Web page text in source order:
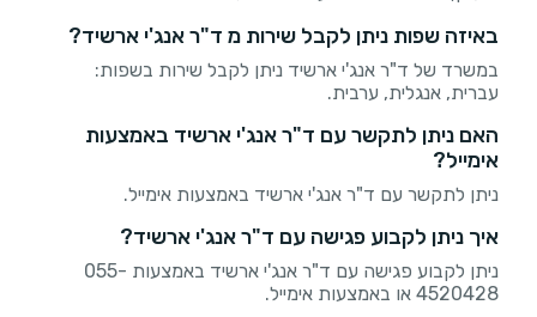
באיזה שפות ניתן לקבל שירות מ ד"ר אנג'י ארשיד?
במשרד של ד"ר אנג'י ארשיד ניתן לקבל שירות בשפות:
עברית, אנגלית, ערבית.
האם ניתן לתקשר עם ד"ר אנג'י ארשיד באמצעות
אימייל?
ניתן לתקשר עם ד"ר אנג'י ארשיד באמצעות אימייל.
איך ניתן לקבוע פגישה עם ד"ר אנג'י ארשיד?
ניתן לקבוע פגישה עם ד"ר אנג'י ארשיד באמצעות 055-
4520428 או באמצעות אימייל.